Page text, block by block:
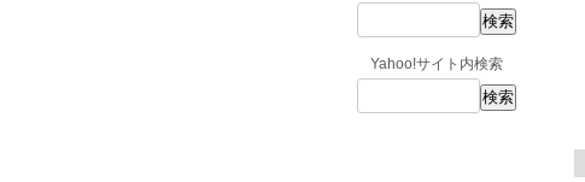
Yahoo!サイト内検索